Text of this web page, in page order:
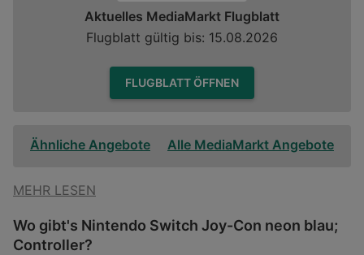
Aktuelles MediaMarkt Flugblatt
Flugblatt gültig bis: 15.08.2026
FLUGBLATT ÖFFNEN
Ähnliche Angebote Alle MediaMarkt Angebote
MEHR LESEN
Wo gibt's Nintendo Switch Joy-Con neon blau;
Controller?